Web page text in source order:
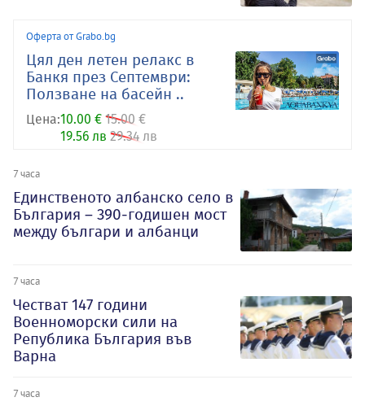
Оферта от Grabo.bg
Цял ден летен релакс в
Банкя през Септември:
Ползване на басейн ..
Цена:10.00 € 15.00 €
19.56 лв 29.34 лв
7 часа
Единственото албанско село в
България – 390-годишен мост
между българи и албанци
7 часа
Честват 147 години
Военноморски сили на
Република България във
Варна
7 часа